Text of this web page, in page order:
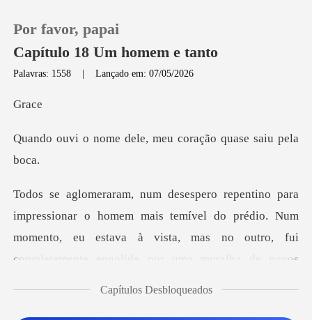
Loja
Por favor, papai
Capítulo 18 Um homem e tanto
Palavras: 1558 |Lançado em: 07/05/2026
r
dele, meu coração q
mível do prédio. Num
momento, eu estava à vista, mas no outro, fui
completament
ao bo
Capítulos Desbloqueados